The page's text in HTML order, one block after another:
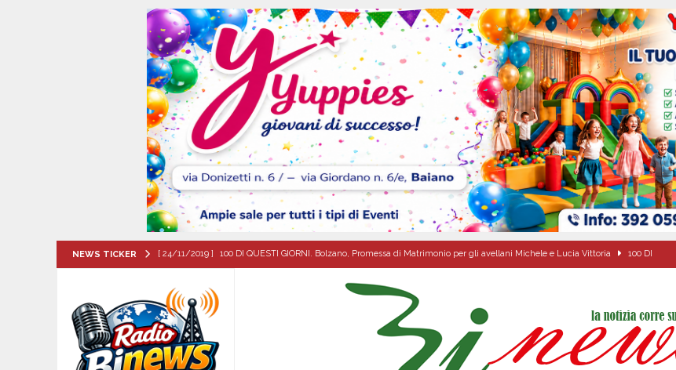
NEWS TICKER [ 24/11/2019 ] 100 DI QUESTI GIORNI. Bolzano, Promessa di Matrimonio per gli avellani Michele e Lucia Vittoria 100 DI
[ 09/08/2026 ] MUGNANO DEL CARDINALE. Chi era Carmine Colucci, il 60enne morto tragicamente nel giorno della festa di
Santa Filomena
[ 09/08/2026 ] Baiano, smarrito un Chihuahua: l’appello per ritrovarlo ATTUALITA'